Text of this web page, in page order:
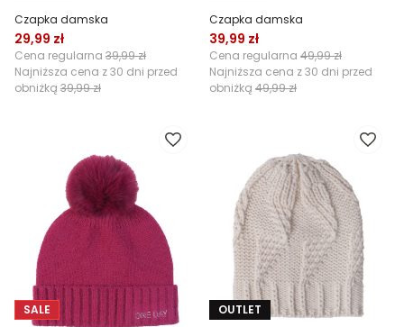
Czapka damska
29,99 zł
Cena regularna 39,99 zł
Najniższa cena z 30 dni przed
obniżką 39,99 zł
Czapka damska
39,99 zł
Cena regularna 49,99 zł
Najniższa cena z 30 dni przed
obniżką 49,99 zł
SALE
OUTLET